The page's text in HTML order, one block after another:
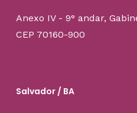
Anexo IV - 9° andar,
CEP 70160-900
Salvador / BA